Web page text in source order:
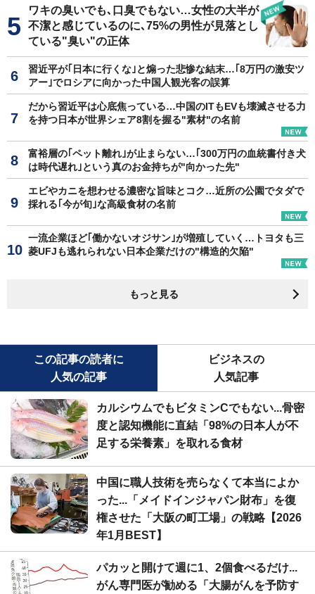
ワキの臭いでも､口臭でもない…女性の大半が
不潔と感じているのに､75%の男性が見落とし
ている"臭い"の正体
習近平が｢日本に行くな｣と煽った悲惨な結末…｢8万円の激安ツ
アー｣でロシアに向かった中国人観光客の誤算
だから習近平は心底焦っている…中国のITもEVも壊滅させる力
を持つ日本が世界シェア8割を握る"素材"の名前
富裕層の｢ペット離れ｣が止まらない…｢300万円の血統書付き犬
は時代遅れ｣という真のお金持ちが"向かった先"
エビやカニを想わせる濃密な旨味とコク…近所の公園でタダで
採れる｢今が旬｣な高級食材の名前
一流企業ほど｢働かないオジサン｣が増殖していく…トヨタも三
菱UFJも逃れられない日本企業だけの"構造的欠陥"
もっと見る
この記事の読者に
人気の記事
ビジネスの
人気記事
カルシウムでもビタミンCでもない...骨密
度と認知機能に直結「98%の日本人が不
足する栄養素」を取れる食材
中国に職人技術を売らなくて本当によか
った...「メイドインジャパン財布」を復
権させた「大阪の町工場」の戦略【2026
年1月BEST】
パカッと開けて週に1、2個食べるだけ...
がん専門医が勧める「大腸がんを予防す